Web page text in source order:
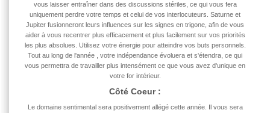
vous laisser entraîner dans des discussions stériles, ce qui vous fera
uniquement perdre votre temps et celui de vos interlocuteurs. Saturne et
Jupiter fusionneront leurs influences sur les signes en trigone, afin de vous
aider à vous recentrer plus efficacement et plus facilement sur vos priorités
les plus absolues. Utilisez votre énergie pour atteindre vos buts personnels.
Tout au long de l'année
, votre indépendance évoluera et s'étendra, ce qui
vous permettra de travailler plus intensément ce que vous avez d'unique en
votre for intérieur.
Côté Coeur :
Le domaine sentimental sera positivement allégé cette année. Il vous sera